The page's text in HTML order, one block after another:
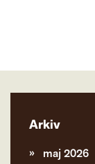
Arkiv
maj 2026